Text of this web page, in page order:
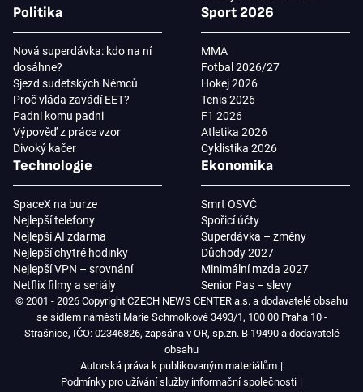
Politika
Nová superdávka: kdo na ní
dosáhne?
Sjezd sudetských Němců
Proč vláda zavádí EET?
Padni komu padni
Výpověď z práce vzor
Divoký kačer
Sport 2026
MMA
Fotbal 2026/27
Hokej 2026
Tenis 2026
F1 2026
Atletika 2026
Cyklistika 2026
Technologie
SpaceX na burze
Nejlepší telefony
Nejlepší AI zdarma
Nejlepší chytré hodinky
Nejlepší VPN – srovnání
Netflix filmy a seriály
Ekonomika
Smrt OSVČ
Spořicí účty
Superdávka – změny
Důchody 2027
Minimální mzda 2027
Senior Pas – slevy
© 2001 - 2026 Copyright CZECH NEWS CENTER a.s. a dodavatelé obsahu
se sídlem náměstí Marie Schmolkové 3493/1, 100 00 Praha 10 -
Strašnice, IČO: 02346826, zapsána v OR, sp.zn. B 19490 a dodavatelé
obsahu
Autorská práva k publikovaným materiálům
Podmínky pro užívání služby informační společnosti